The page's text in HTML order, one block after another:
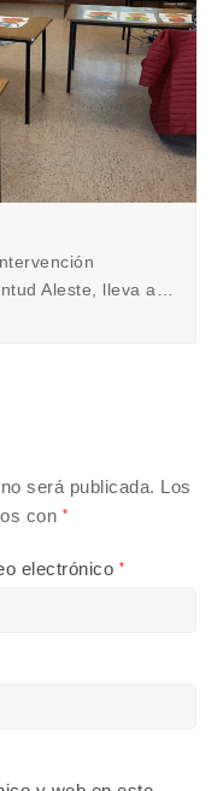
Aleste, lleva a…
será publicada. Los
con *
electrónico *